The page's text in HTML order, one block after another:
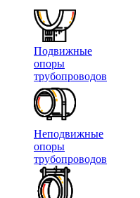
Подвижные
опоры
трубопроводов
Неподвижные
опоры
трубопроводов